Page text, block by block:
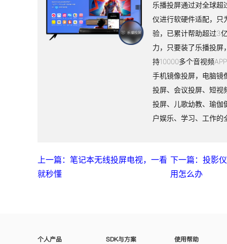
乐播投屏通过对全球超
仪进行软硬件适配，只
验，已累计帮助超过3
力，只要装了乐播投屏
持10000多个音视频
手机镜像投屏，电脑镜
投屏、会议投屏、短视
投屏、儿歌幼教、瑜伽
户娱乐、学习、工作的
上一篇：笔记本无线投屏电视，一看
就秒懂
下一篇：投影
用怎么办
个人产品
SDK与方案
使用帮助